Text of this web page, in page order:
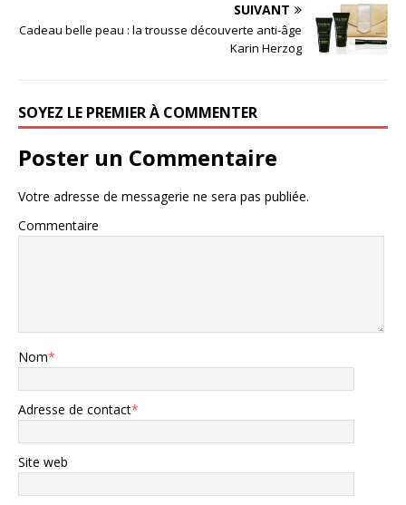
SUIVANT
Cadeau belle peau : la trousse découverte anti-âge
Karin Herzog
SOYEZ LE PREMIER À COMMENTER
Poster un Commentaire
Votre adresse de messagerie ne sera pas publiée.
Commentaire
Nom*
Adresse de contact*
Site web